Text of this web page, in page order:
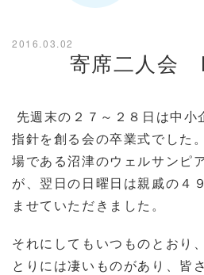
2016.03.02
寄席二人会
先週末の２７～２８日は中小
指針を創る会の卒業式でした
場である沼津のウェルサンピ
が、翌日の日曜日は親戚の４
ませていただきました。
それにしてもいつものとおり
とりには凄いものがあり、皆